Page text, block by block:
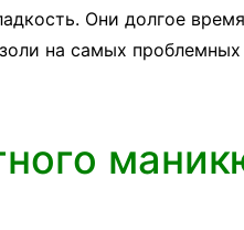
Они долгое
на самых